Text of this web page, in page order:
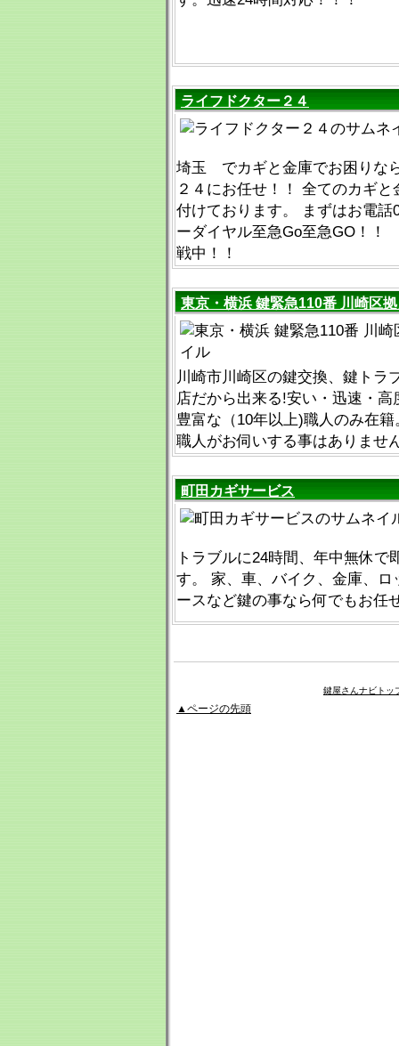
ライフドクター２４
埼玉 でカギと金庫でお困りな
２４にお任せ！！ 全てのカギ
付けております。 まずはお電話
ーダイヤル至急Go至急GO！！
戦中！！
東京・横浜 鍵緊急110番 川崎区
川崎市川崎区の鍵交換、鍵トラ
店だから出来る!安い・迅速・高
豊富な（10年以上)職人のみ在
職人がお伺いする事はありませ
町田カギサービス
トラブルに24時間、年中無休で
す。 家、車、バイク、金庫、ロ
ースなど鍵の事なら何でもお任
鍵屋さんナビトッ
▲ページの先頭